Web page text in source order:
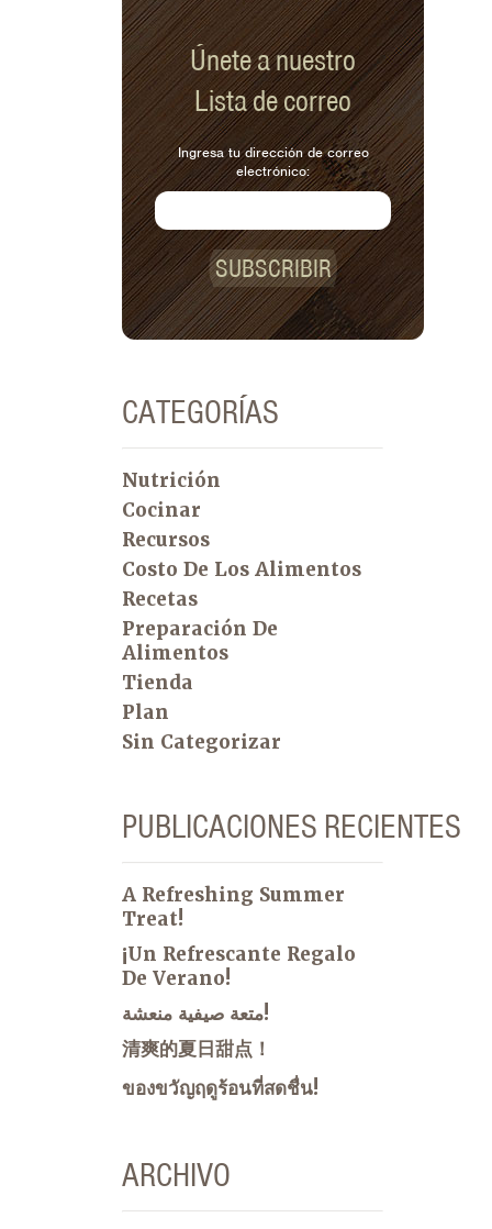
sopa.
Únete a nuestro
Lista de correo
Ingresa tu dirección de correo
electrónico:
SUBSCRIBIR
CATEGORÍAS
Nutrición
Cocinar
Recursos
Costo De Los Alimentos
Recetas
Preparación De
Alimentos
Tienda
Plan
Sin Categorizar
PUBLICACIONES RECIENTES
A Refreshing Summer
Treat!
¡Un Refrescante Regalo
De Verano!
متعة صيفية منعشة!
清爽的夏日甜点！
ของขวัญฤดูร้อนที่สดชื่น!
ARCHIVO